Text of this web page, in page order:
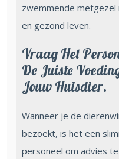
zwemmende
en gezond leven.
Vraag Het
De Juiste
Jouw Huisdier.
Wanneer je de
bezoekt, is het een
personeel om advies